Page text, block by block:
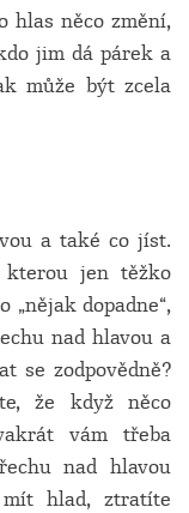
hlas něco změní,
jim dá párek a
může být zcela
a také co jíst.
jen těžko
dopadne“,
nad hlavou a
se zodpovědně?
že když něco
vám třeba
nad hlavou
hlad, ztratíte